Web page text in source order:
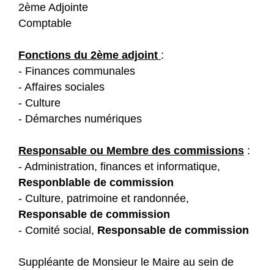
2ème Adjointe
Comptable
Fonctions du 2ème adjoint :
- Finances communales
- Affaires sociales
- Culture
- Démarches numériques
Responsable ou Membre des commissions :
- Administration, finances et informatique,
Responblable de commission
- Culture, patrimoine et randonnée,
Responsable de commission
- Comité social, Responsable de commission
Suppléante de Monsieur le Maire au sein de